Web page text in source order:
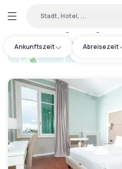
Stadt, Hotel, ...
Ankunftszeit Abreisezeit